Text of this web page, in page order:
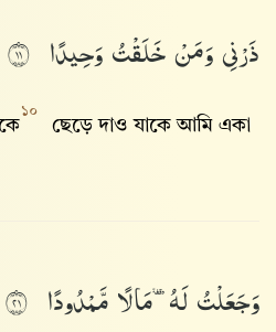
ذَرْنِىوَمَنْخَلَقْتُوَحِيدًا ١١
১০
ছেড়ে দাও যাকে আমি একা
وَجَعَلْتُلَهُۥمَالًامَّمْدُودًا ١٢